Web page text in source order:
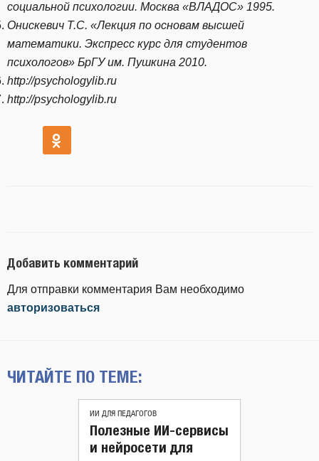
социальной психологии. Москва «ВЛАДОС» 1995.
Онискевич Т.С. «Лекция по основам высшей
математики. Экспресс курс для студентов
психологов» БрГУ им. Пушкина 2010.
http://psychologylib.ru
http://psychologylib.ru
Добавить комментарий
Для отправки комментария Вам необходимо
авторизоваться
ЧИТАЙТЕ ПО ТЕМЕ:
ИИ ДЛЯ ПЕДАГОГОВ
Полезные ИИ-сервисы
и нейросети для